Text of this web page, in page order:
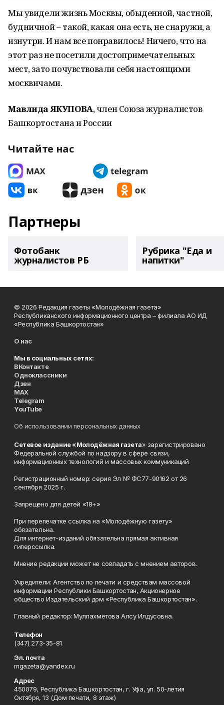
Мы увидели жизнь Москвы, обыденной, частной,
будничной – такой, какая она есть, не снаружи, а
изнутри. И нам все понравилось! Ничего, что на
этот раз не посетили достопримечательных
мест, зато почувствовали себя настоящими
москвичами.
Мавлида ЯКУПОВА, член Союза журналистов
Башкортостана и России
Читайте нас
Партнеры
Фотобанк
журналистов РБ
Рубрика "Еда и
напитки"
© 2026 Редакция газеты «Молодёжная газета»
Республиканского информационного центра – филиала АО ИД
«Республика Башкортостан»
О нас
Мы в социальных сетях:
ВКонтакте
Одноклассники
Дзен
MAX
Telegram
YouTube
Об использовании персональных данных
Сетевое издание «Молодёжная газета» зарегистрировано
Федеральной службой по надзору в сфере связи,
информационных технологий и массовых коммуникаций
Регистрационный номер: серия Эл № ФС77-90162 от 26
сентября 2025 г.
Запрещено для детей «18+»
При перепечатке ссылка на «Молодёжную газету»
обязательна.
Для интернет-изданий обязательна прямая активная
гиперссылка.
Мнение редакции может не совпадать с мнением авторов.
Учредители: Агентство по печати и средствам массовой
информации Республики Башкортостан, Акционерное
общество Издательский дом «Республика Башкортостан».
Главный редактор: Муллахметова Алсу Илдусовна.
Телефон
(347) 273-35-81
Эл. почта
mgazeta@yandex.ru
Адрес
450079, Республика Башкортостан, г. Уфа, ул. 50-летия
Октября, 13 (Дом печати, 8 этаж)